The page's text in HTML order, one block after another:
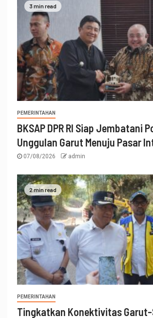
3 min read
PEMERINTAHAN
BKSAP DPR RI Siap Jembatani
Unggulan Garut Menuju Pasar
07/08/2026 admin
2 min read
PEMERINTAHAN
Tingkatkan Konektivitas